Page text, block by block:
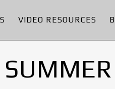
VIDEO RESOURCES